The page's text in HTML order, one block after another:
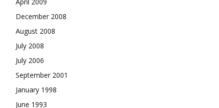
December 2008
August 2008
July 2008
July 2006
September 2001
January 1998
June 1993